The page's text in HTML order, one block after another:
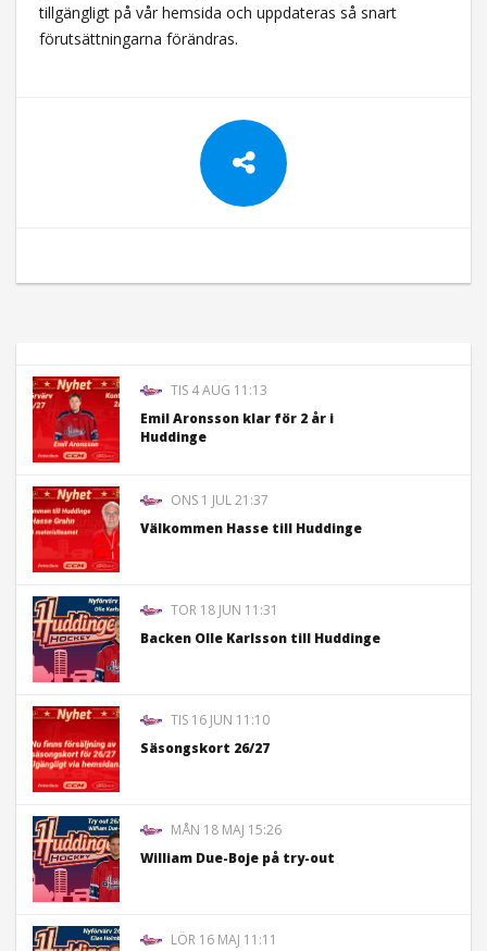
tillgängligt på vår hemsida och uppdateras så snart
förutsättningarna förändras.
TIS 4 AUG 11:13
Emil Aronsson klar för 2 år i
Huddinge
ONS 1 JUL 21:37
Välkommen Hasse till Huddinge
TOR 18 JUN 11:31
Backen Olle Karlsson till Huddinge
TIS 16 JUN 11:10
Säsongskort 26/27
MÅN 18 MAJ 15:26
William Due-Boje på try-out
LÖR 16 MAJ 11:11